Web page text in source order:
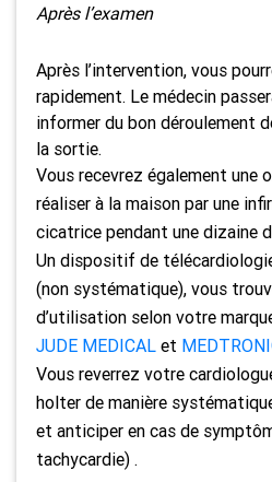
Après l’examen
Après l’intervention, vous
rapidement. Le médecin
informer du bon déroulement
la sortie.
Vous recevrez également une
réaliser à la maison par une
cicatrice pendant une dizaine
Un dispositif de
(non systématique), vous
d’utilisation selon votre
JUDE MEDICALet
Vous reverrez votre
holter de manière
et anticiper en cas de
tachycardie) .